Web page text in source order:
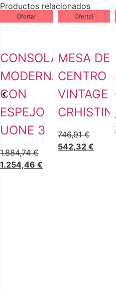
Productos relacionados
Oferta!
CONSOLA
MODERNA
CON
ESPEJO
UONE 3
1.884,74€
1.254,46 €
Oferta!
MESA DE
CENTRO
VINTAGE
746,91€
542,32 €